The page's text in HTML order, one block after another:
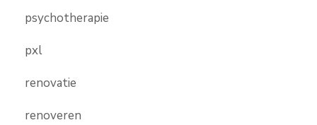
psychotherapie
pxl
renovatie
renoveren